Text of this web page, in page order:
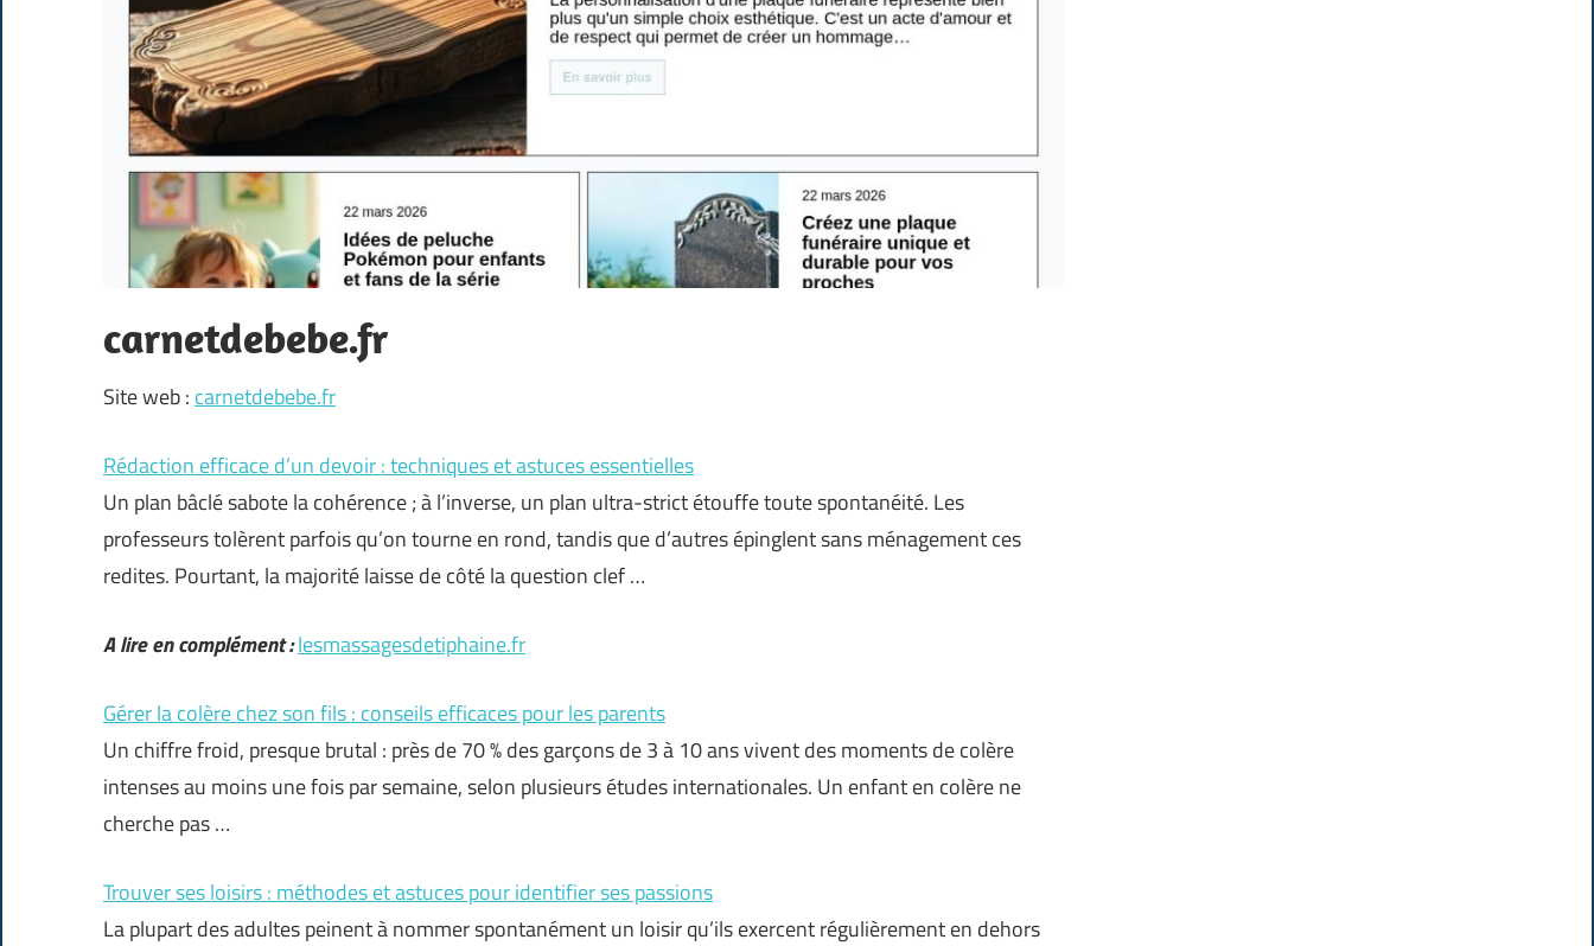
carnetdebebe.fr
Site web : carnetdebebe.fr
Rédaction efficace d’un devoir : techniques et astuces essentielles
Un plan bâclé sabote la cohérence ; à l’inverse, un plan ultra-strict étouffe toute spontanéité. Les
professeurs tolèrent parfois qu’on tourne en rond, tandis que d’autres épinglent sans ménagement ces
redites. Pourtant, la majorité laisse de côté la question clef …
A lire en complément :lesmassagesdetiphaine.fr
Gérer la colère chez son fils : conseils efficaces pour les parents
Un chiffre froid, presque brutal : près de 70 % des garçons de 3 à 10 ans vivent des moments de colère
intenses au moins une fois par semaine, selon plusieurs études internationales. Un enfant en colère ne
cherche pas …
Trouver ses loisirs : méthodes et astuces pour identifier ses passions
La plupart des adultes peinent à nommer spontanément un loisir qu’ils exercent régulièrement en dehors